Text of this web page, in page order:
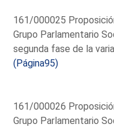
161/000025
Grupo Parlamentario
segunda fase de la
(Página95)
161/000026
Grupo Parlamentario